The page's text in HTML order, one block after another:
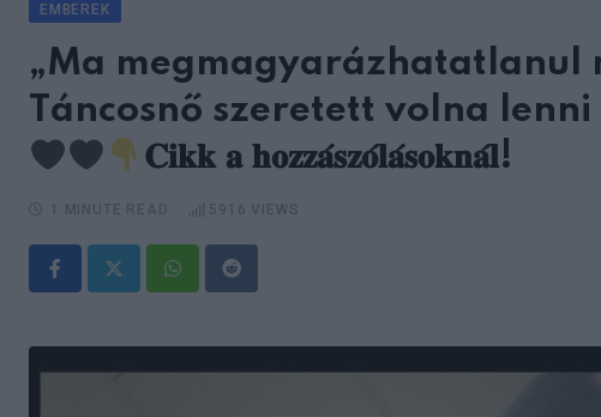
EMBEREK
„Ma megmagyarázhatatlanul
Táncosnő szeretett volna
𝐂𝐢𝐤𝐤 𝐚 𝐡𝐨𝐳𝐳𝐚́𝐬𝐳𝐨́𝐥𝐚́𝐬𝐨𝐤𝐧𝐚́𝐥!
WhatsappReddit